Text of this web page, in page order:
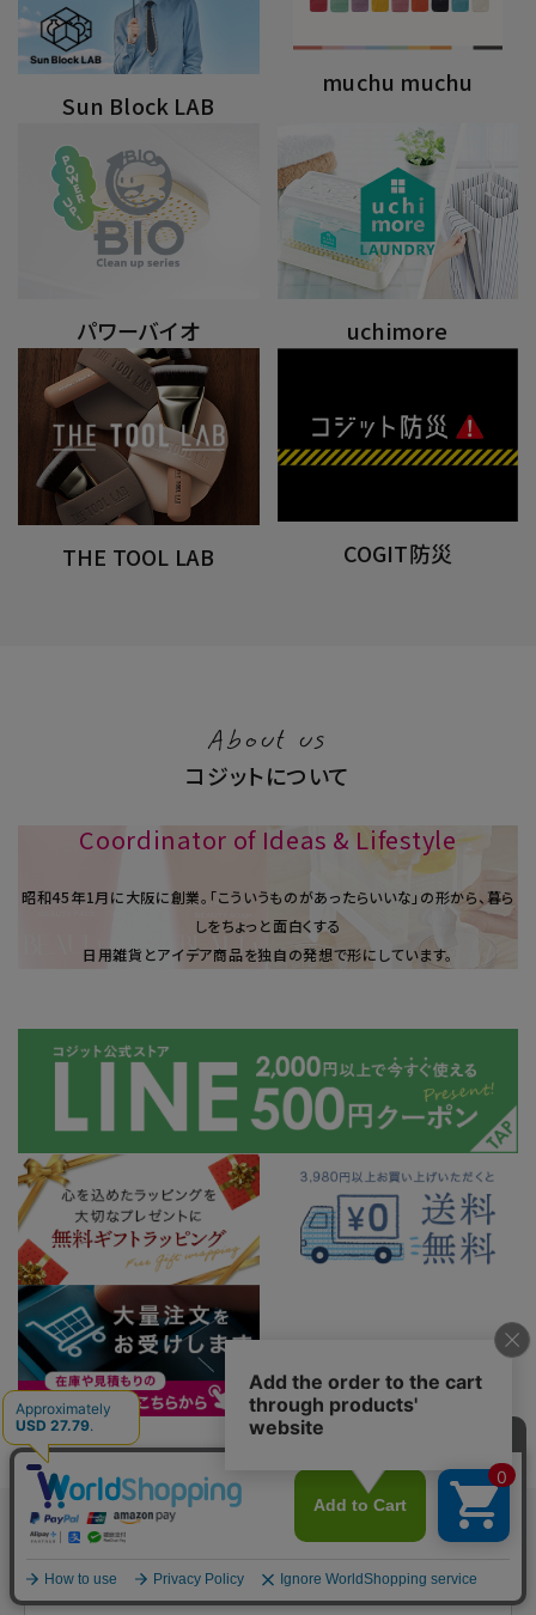
Sun Block LAB
muchu muchu
パワーバイオ uchimore
THE TOOL LAB COGIT防災
About us
コジットについて
Coordinator of Ideas & Lifestyle
昭和45年1⽉に大阪に創業。「こういうものがあったらいいな」の形から、暮ら
しをちょっと面白くする
日用雑貨とアイデア商品を独自の発想で形にしています。
コジット公式ストアの最新ニュースを受け取る
Eメールアドレス ※